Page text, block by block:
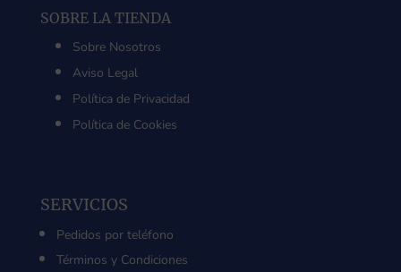
SOBRE LA TIENDA
Sobre Nosotros
Aviso Legal
Política de Privacidad
Política de Cookies
SERVICIOS
Pedidos por teléfono
Términos y Condiciones